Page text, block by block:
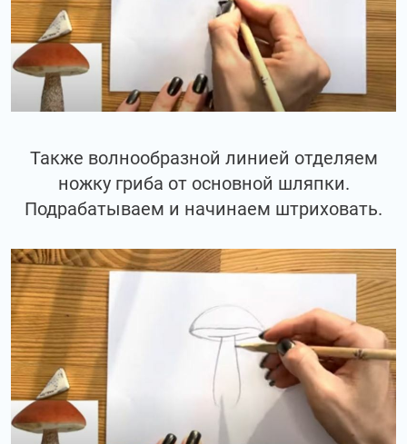
Также волнообразной линией отделяем
ножку гриба от основной шляпки.
Подрабатываем и начинаем штриховать.